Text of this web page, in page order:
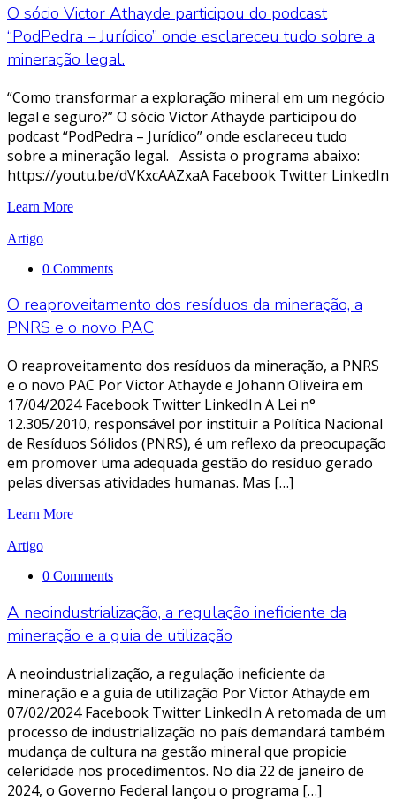
O sócio Victor Athayde participou do podcast
“PodPedra – Jurídico” onde esclareceu tudo sobre a
mineração legal.
“Como transformar a exploração mineral em um negócio
legal e seguro?” O sócio Victor Athayde participou do
podcast “PodPedra – Jurídico” onde esclareceu tudo
sobre a mineração legal. Assista o programa abaixo:
https://youtu.be/dVKxcAAZxaA Facebook Twitter LinkedIn
Learn More
Artigo
0 Comments
O reaproveitamento dos resíduos da mineração, a
PNRS e o novo PAC
O reaproveitamento dos resíduos da mineração, a PNRS
e o novo PAC Por Victor Athayde e Johann Oliveira em
17/04/2024 Facebook Twitter LinkedIn A Lei n°
12.305/2010, responsável por instituir a Política Nacional
de Resíduos Sólidos (PNRS), é um reflexo da preocupação
em promover uma adequada gestão do resíduo gerado
pelas diversas atividades humanas. Mas […]
Learn More
Artigo
0 Comments
A neoindustrialização, a regulação ineficiente da
mineração e a guia de utilização
A neoindustrialização, a regulação ineficiente da
mineração e a guia de utilização Por Victor Athayde em
07/02/2024 Facebook Twitter LinkedIn A retomada de um
processo de industrialização no país demandará também
mudança de cultura na gestão mineral que propicie
celeridade nos procedimentos. No dia 22 de janeiro de
2024, o Governo Federal lançou o programa […]